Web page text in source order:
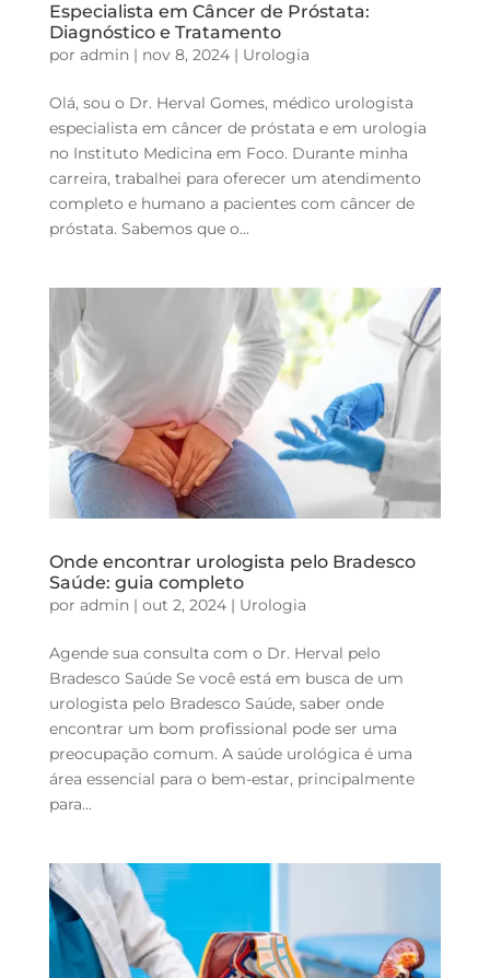
Especialista em Câncer de Próstata:
Diagnóstico e Tratamento
por admin| nov 8, 2024| Urologia
Olá, sou o Dr. Herval Gomes, médico urologista
especialista em câncer de próstata e em urologia
no Instituto Medicina em Foco. Durante minha
carreira, trabalhei para oferecer um atendimento
completo e humano a pacientes com câncer de
próstata. Sabemos que o...
Onde encontrar urologista pelo Bradesco
Saúde: guia completo
por admin| out 2, 2024| Urologia
Agende sua consulta com o Dr. Herval pelo
Bradesco Saúde Se você está em busca de um
urologista pelo Bradesco Saúde, saber onde
encontrar um bom profissional pode ser uma
preocupação comum. A saúde urológica é uma
área essencial para o bem-estar, principalmente
para...